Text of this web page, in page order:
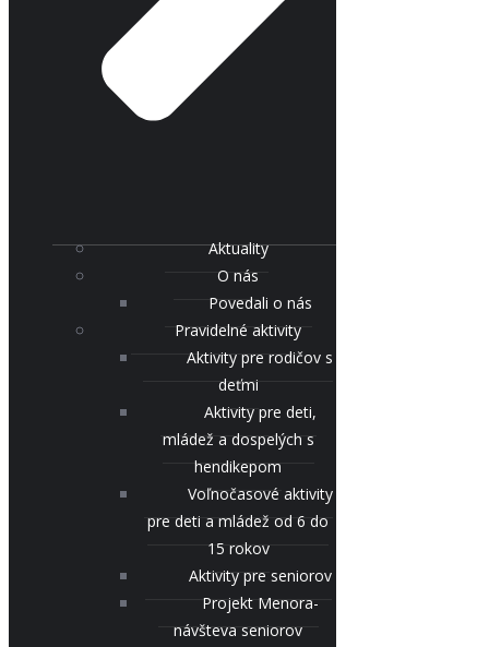
Aktuality
O nás
Povedali o nás
Pravidelné aktivity
Aktivity pre rodičov s
deťmi
Aktivity pre deti,
mládež a dospelých s
hendikepom
Voľnočasové aktivity
pre deti a mládež od 6 do
15 rokov
Aktivity pre seniorov
Projekt Menora-
návšteva seniorov